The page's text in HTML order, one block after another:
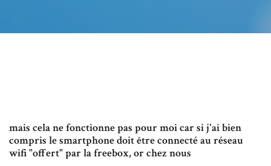
mais cela ne fonctionne pas pour moi car si j'ai bien
compris le smartphone doit être connecté au réseau
wifi "offert" par la freebox, or chez nous